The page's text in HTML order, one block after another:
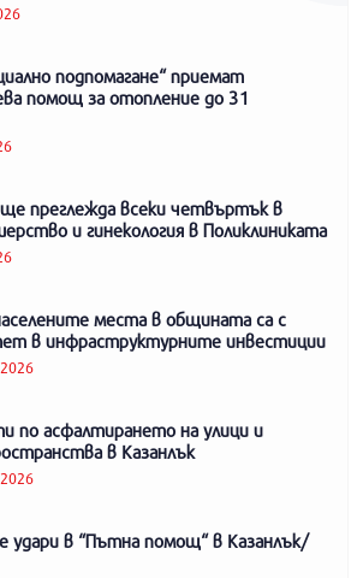
подпомагане“ приемат
помощ за отопление до 31
ще преглежда всеки четвъртък в
и гинекология в Поликлиниката
места в общината са с
в инфраструктурните инвестиции
по асфалтирането на улици и
в Казанлък
удари в “Пътна помощ“ в Казанлък/